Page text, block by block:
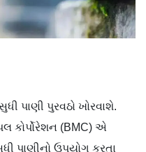
પાણી પુરવઠો ખોરવાશે.
કોર્પોરેશન (BMC) એ
પાણીનો ઉપયોગ કરતા